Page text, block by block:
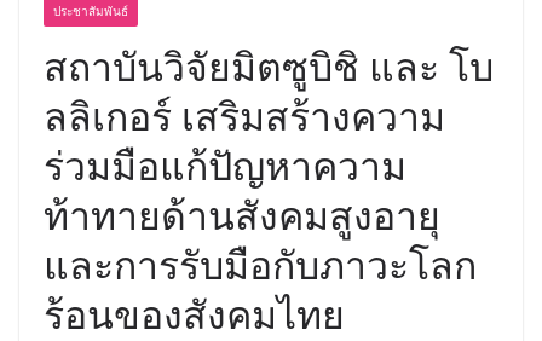
ประชาสัมพันธ์
สถาบันวิจัยมิตซูบิชิ และ โบ
ลลิเกอร์ เสริมสร้างความ
ร่วมมือแก้ปัญหาความ
ท้าทายด้านสังคมสูงอายุ
และการรับมือกับภาวะโลก
ร้อนของสังคมไทย